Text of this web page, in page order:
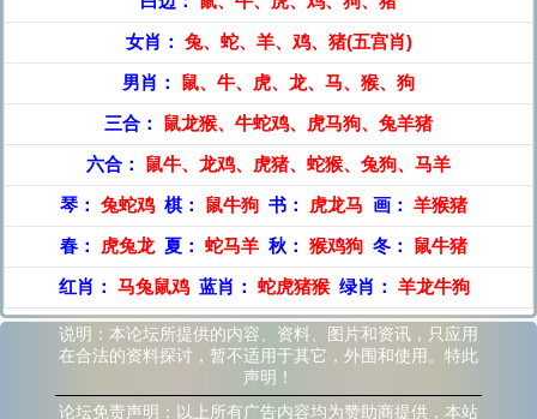
女肖： 兔、蛇、羊、鸡、猪(五宫肖)
男肖： 鼠、牛、虎、龙、马、猴、狗
三合： 鼠龙猴、牛蛇鸡、虎马狗、兔羊猪
六合： 鼠牛、龙鸡、虎猪、蛇猴、兔狗、马羊
琴： 兔蛇鸡 棋： 鼠牛狗 书： 虎龙马 画： 羊猴猪
春：
虎兔龙 夏： 蛇马羊 秋： 猴鸡狗 冬： 鼠牛猪
红肖： 马兔鼠鸡 蓝肖： 蛇虎猪猴 绿肖： 羊龙牛狗
说明：本论坛所提供的内容、资料、图片和资讯，只应用
在合法的资料探讨，暂不适用于其它，外围和使用。特此
声明！
论坛免责声明：以上所有广告内容均为赞助商提供，本站